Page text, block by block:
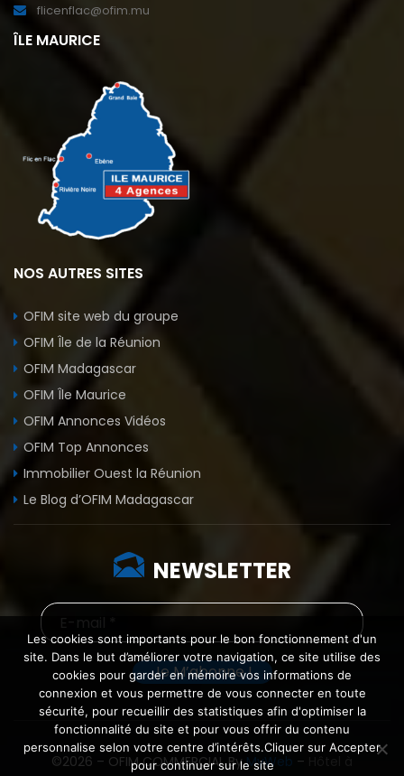
flicenflac@ofim.mu
ÎLE MAURICE
NOS AUTRES SITES
OFIM site web du groupe
OFIM Île de la Réunion
OFIM Madagascar
OFIM Île Maurice
OFIM Annonces Vidéos
OFIM Top Annonces
Immobilier Ouest la Réunion
Le Blog d’OFIM Madagascar
NEWSLETTER
©2026 – OFIM COMMERCIAL ByMyWeb –
Les cookies sont importants pour le bon fonctionnement d'un
site. Dans le but d’améliorer votre navigation, ce site utilise des
cookies pour garder en mémoire vos informations de
connexion et vous permettre de vous connecter en toute
sécurité, pour recueillir des statistiques afin d'optimiser la
fonctionnalité du site et pour vous offrir du contenu
personnalise selon votre centre d’intérêts.Cliquer sur Accepter
pour continuer sur le site